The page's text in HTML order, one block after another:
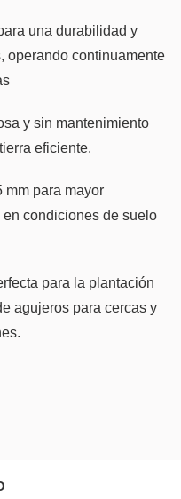
una durabilidad y
operando continuamente
y sin mantenimiento
eficiente.
mm para mayor
condiciones de suelo
para la plantación
agujeros para cercas y